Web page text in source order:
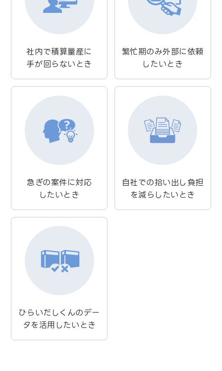
社内で積算量産に
手が回らないとき
繁忙期のみ外部に依頼
したいとき
急ぎの案件に対応
したいとき
自社での拾い出し負担
を減らしたいとき
ひらいだしくんのデー
タを活用したいとき